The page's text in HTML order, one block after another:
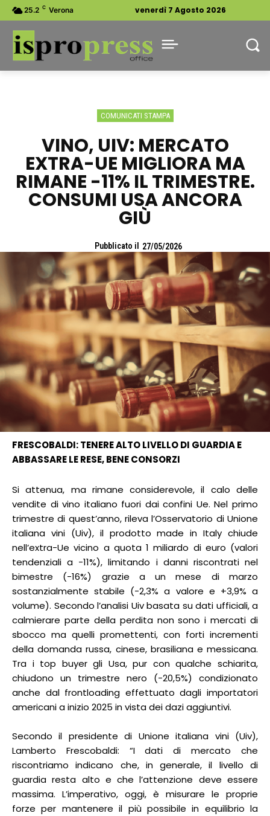
25.2 C Verona venerdì 7 Agosto 2026
COMUNICATI STAMPA
VINO, UIV: MERCATO
EXTRA-UE MIGLIORA MA
RIMANE -11% IL TRIMESTRE.
CONSUMI USA ANCORA
GIÙ
Pubblicato il 27/05/2026
FRESCOBALDI: TENERE ALTO LIVELLO DI GUARDIA E
ABBASSARE LE RESE, BENE CONSORZI
Si attenua, ma rimane considerevole, il calo delle
vendite di vino italiano fuori dai confini Ue. Nel primo
trimestre di quest’anno, rileva l’Osservatorio di Unione
italiana vini (Uiv), il prodotto made in Italy chiude
nell’extra-Ue vicino a quota 1 miliardo di euro (valori
tendenziali a -11%), limitando i danni riscontrati nel
bimestre (-16%) grazie a un mese di marzo
sostanzialmente stabile (-2,3% a valore e +3,9% a
volume). Secondo l’analisi Uiv basata su dati ufficiali, a
calmierare parte della perdita non sono i mercati di
sbocco ma quelli promettenti, con forti incrementi
della domanda russa, cinese, brasiliana e messicana.
Tra i top buyer gli Usa, pur con qualche schiarita,
chiudono un trimestre nero (-20,5%) condizionato
anche dal frontloading effettuato dagli importatori
americani a inizio 2025 in vista dei dazi aggiuntivi.
Secondo il presidente di Unione italiana vini (Uiv),
Lamberto Frescobaldi: “I dati di mercato che
riscontriamo indicano che, in generale, il livello di
guardia resta alto e che l’attenzione deve essere
massima. L’imperativo, oggi, è misurare le proprie
forze per mantenere il più possibile in equilibrio la